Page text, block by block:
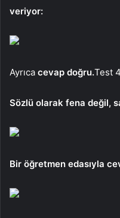
veriyor:
Ayrıca cevap doğru.Test
Sözlü olarak fena değil,
Bir öğretmen edasıyla